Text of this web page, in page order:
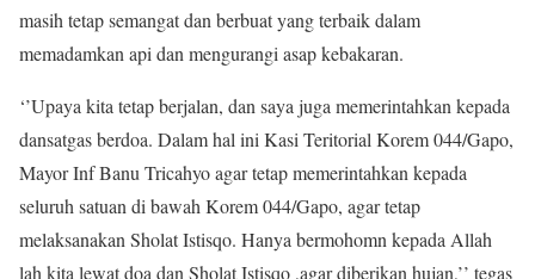
masih tetap semangat dan berbuat yang terbaik dalam
memadamkan api dan mengurangi asap kebakaran.
‘’Upaya kita tetap berjalan, dan saya juga memerintahkan kepada
dansatgas berdoa. Dalam hal ini Kasi Teritorial Korem 044/Gapo,
Mayor Inf Banu Tricahyo agar tetap memerintahkan kepada
seluruh satuan di bawah Korem 044/Gapo, agar tetap
melaksanakan Sholat Istisqo. Hanya bermohomn kepada Allah
lah kita lewat doa dan Sholat Istisqo ,agar diberikan hujan,’’ tegas